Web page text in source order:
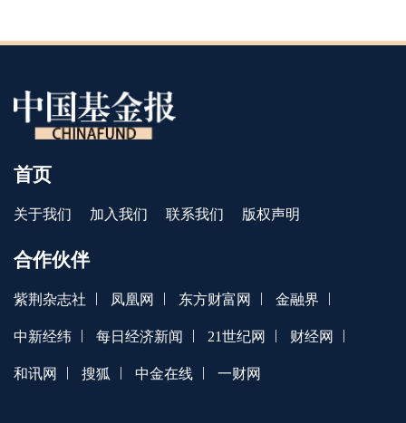
首页
关于我们 加入我们 联系我们 版权声明
合作伙伴
紫荆杂志社 | 凤凰网 | 东方财富网 | 金融界 |
中新经纬 | 每日经济新闻 | 21世纪网 | 财经网 |
和讯网 | 搜狐 | 中金在线 | 一财网